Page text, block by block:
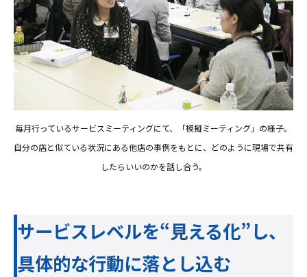
毎月行っているサービスミーティングにて、「模擬ミーティング」の様子。
自分の店と似ている状況にある他店の事例をもとに、どのように現場で共有
したらいいのかを話し合う。
サービスレベルを“見える化”し、
具体的な行動に落とし込む